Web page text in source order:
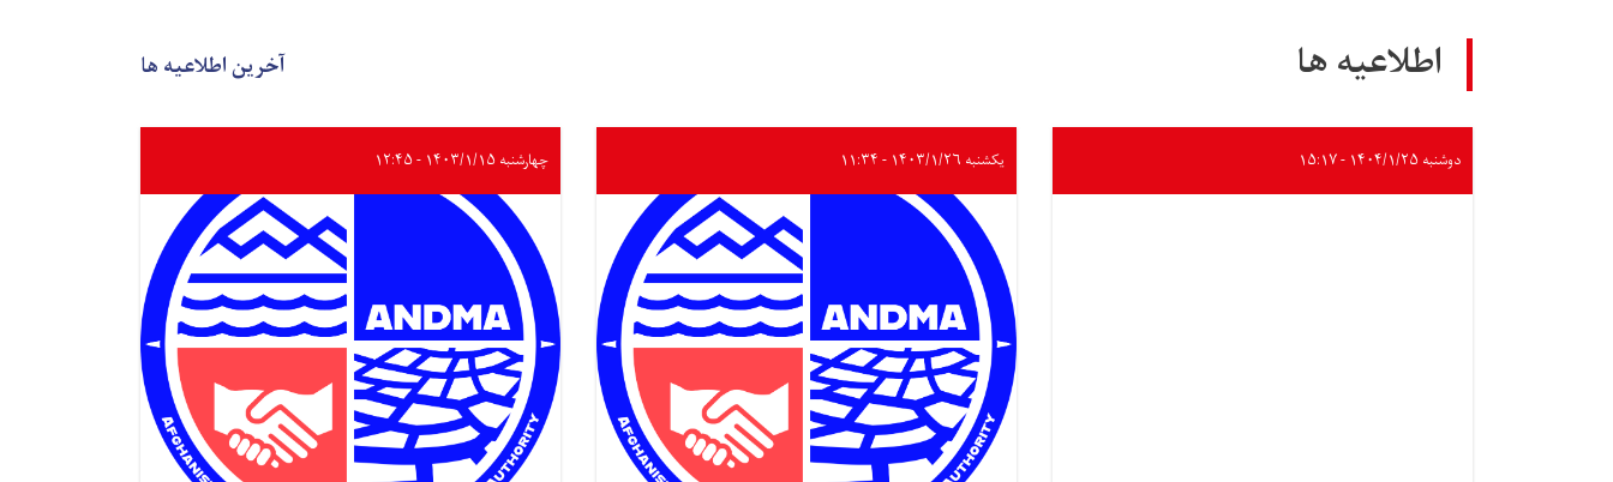
اطلاعیه ها آخرین اطلاعیه ها
دوشنبه ۱۴۰۴/۱/۲۵ - ۱۵:۱۷ یکشنبه ۱۴۰۳/۱/۲۶ - ۱۱:۳۴ چهارشنبه ۱۴۰۳/۱/۱۵ - ۱۲:۴۵